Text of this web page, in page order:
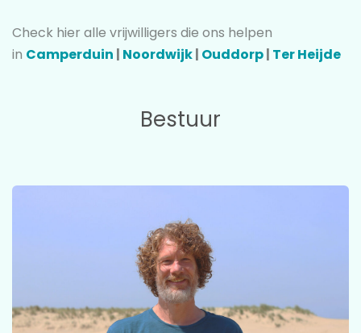
Check hier alle vrijwilligers die ons helpen
in Camperduin | Noordwijk| Ouddorp| Ter Heijde
Bestuur